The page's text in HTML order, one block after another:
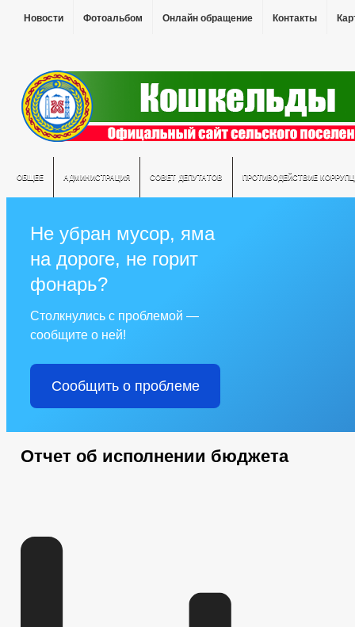
Новости Фотоальбом Онлайн обращение Контакты
ОБЩЕЕ АДМИНИСТРАЦИЯ СОВЕТ ДЕПУТАТОВ ПРОТИВОДЕЙСТВИЕ
Не убран мусор, яма
на дороге, не горит
фонарь?
Столкнулись с проблемой —
сообщите о ней!
Сообщить о проблеме
Отчет об исполнении бюджета